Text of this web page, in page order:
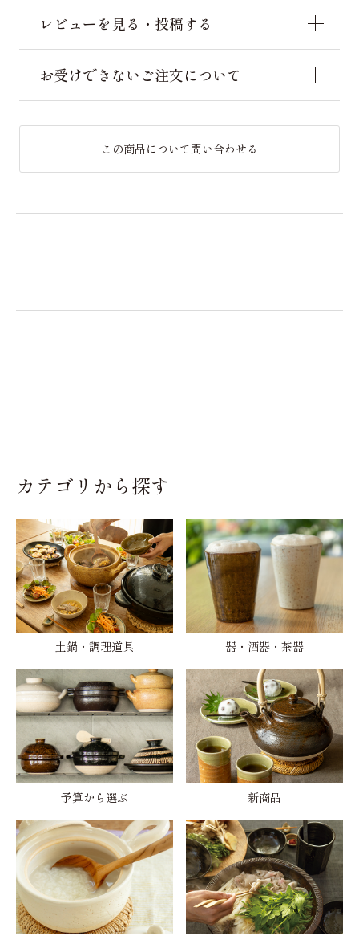
レビューを見る・投稿する
お受けできないご注文について
この商品について問い合わせる
カテゴリから探す
土鍋・調理道具 器・酒器・茶器
予算から選ぶ 新商品